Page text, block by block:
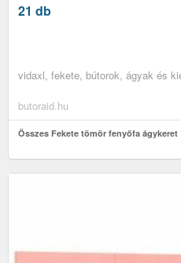
21 db
vidaxl, fekete, bútorok, ágyak és
butoraid.hu
Összes Fekete tömör fenyőfa ágykeret